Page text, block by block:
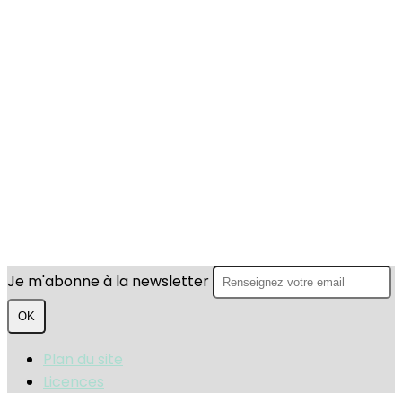
Je m'abonne à la newsletter
OK
Plan du site
Licences